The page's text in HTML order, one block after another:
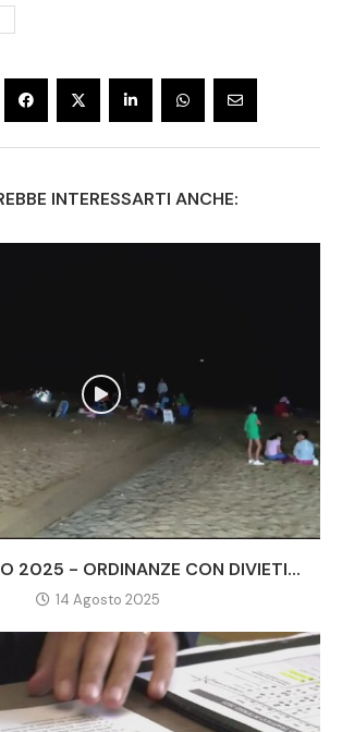
INTERESSARTI ANCHE:
2025 - ORDINANZE CON DIVIETI...
14 Agosto 2025